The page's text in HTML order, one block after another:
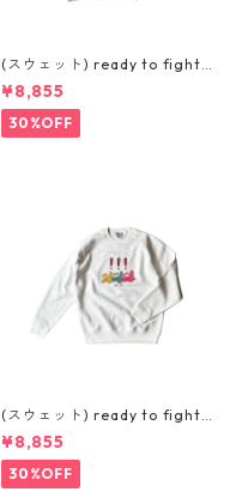
(スウェット) ready to fight
(GREY)
¥8,855
30%OFF
(スウェット) ready to fight
(WHITE)
¥8,855
30%OFF